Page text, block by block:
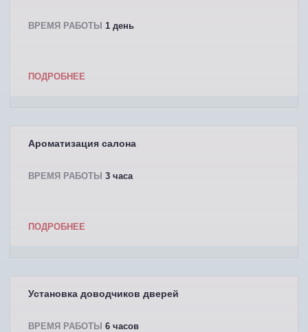
ВРЕМЯ РАБОТЫ 1 день
ПОДРОБНЕЕ
Ароматизация салона
ВРЕМЯ РАБОТЫ 3 часа
ПОДРОБНЕЕ
Установка доводчиков дверей
ВРЕМЯ РАБОТЫ 6 часов